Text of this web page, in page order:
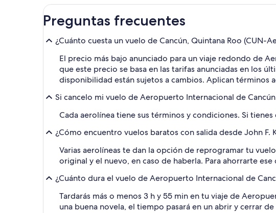
Preguntas frecuentes
¿Cuánto cuesta un vuelo de Cancún, Quintana Roo (CUN-
El precio más bajo anunciado para un viaje redondo de
que este precio se basa en las tarifas anunciadas en los
disponibilidad están sujetos a cambios. Aplican términos
Si cancelo mi vuelo de Aeropuerto Internacional de
Cada aerolínea tiene sus términos y condiciones. Si
¿Cómo encuentro vuelos baratos con salida desde John
Varias aerolíneas te dan la opción de reprogramar tu
original y el nuevo, en caso de haberla. Para ahorrarte
¿Cuánto dura el vuelo de Aeropuerto Internacional de
Tardarás más o menos 3 h y 55 min en tu viaje de
una buena novela, el tiempo pasará en un abrir y cerrar de